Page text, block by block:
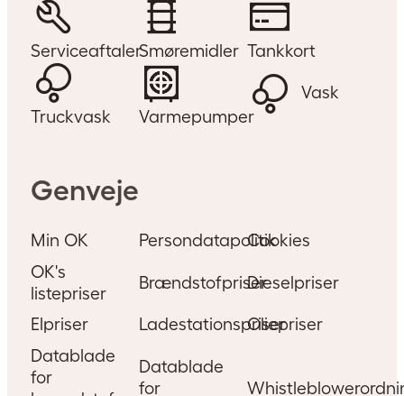
ServiceaftalerSmøremidler Tankkort
Truckvask Varmepumper
Vask
Genveje
Min OK PersondatapolitikCookies
OK's
listepriser
BrændstofpriserDieselpriser
Elpriser LadestationspriserOliepriser
Datablade
for
Datablade
for